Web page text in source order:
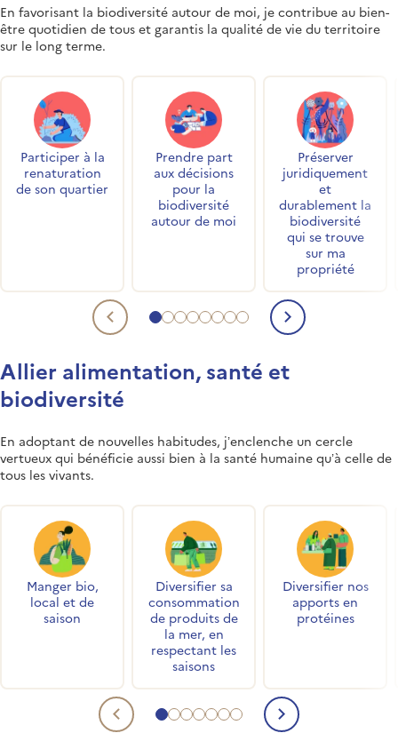
En favorisant la biodiversité autour de moi, je contribue au bien-
être quotidien de tous et garantis la qualité de vie du territoire
sur le long terme.
Accès rapides
Aller au contenu 1
Aller au contenu 2
Aller au contenu 3
Aller au contenu 4
Aller au contenu 5
Aller au contenu 6
Aller au contenu 7
Aller au contenu 8
Participer à la
renaturation
de son quartier
Prendre part
aux décisions
pour la
biodiversité
autour de moi
Préserver
juridiquement
et
durablement la
biodiversité
qui se trouve
sur ma
propriété
Contenu précédentContenu
Allier alimentation, santé et
biodiversité
En adoptant de nouvelles habitudes, j’enclenche un cercle
vertueux qui bénéficie aussi bien à la santé humaine qu’à celle de
tous les vivants.
Accès rapides
Aller au contenu 1
Aller au contenu 2
Aller au contenu 3
Aller au contenu 4
Aller au contenu 5
Aller au contenu 6
Aller au contenu 7
Manger bio,
local et de
saison
Diversifier sa
consommation
de produits de
la mer, en
respectant les
saisons
Diversifier nos
apports en
protéines
Contenu précédentContenu